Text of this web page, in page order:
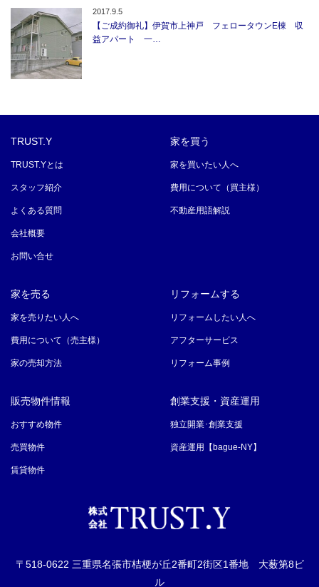
2017.9.5
【ご成約御礼】伊賀市上神戸 フェロータウンE棟 収
益アパート 一…
TRUST.Y
TRUST.Yとは
スタッフ紹介
よくある質問
会社概要
お問い合せ
家を買う
家を買いたい人へ
費用について（買主様）
不動産用語解説
家を売る
家を売りたい人へ
費用について（売主様）
家の売却方法
リフォームする
リフォームしたい人へ
アフターサービス
リフォーム事例
販売物件情報
おすすめ物件
売買物件
賃貸物件
創業支援・資産運用
独立開業･創業支援
資産運用【bague-NY】
〒518-0622 三重県名張市桔梗が丘2番町2街区1番地 大薮第8ビ
ル